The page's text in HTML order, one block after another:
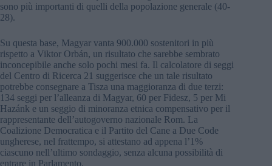
sono più importanti di quelli della popolazione generale (40-
28).
Su questa base, Magyar vanta 900.000 sostenitori in più
rispetto a Viktor Orbán, un risultato che sarebbe sembrato
inconcepibile anche solo pochi mesi fa. Il calcolatore di seggi
del Centro di Ricerca 21 suggerisce che un tale risultato
potrebbe consegnare a Tisza una maggioranza di due terzi:
134 seggi per l’alleanza di Magyar, 60 per Fidesz, 5 per Mi
Hazánk e un seggio di minoranza etnica compensativo per il
rappresentante dell’autogoverno nazionale Rom. La
Coalizione Democratica e il Partito del Cane a Due Code
ungherese, nel frattempo, si attestano ad appena l’1%
ciascuno nell’ultimo sondaggio, senza alcuna possibilità di
entrare in Parlamento.